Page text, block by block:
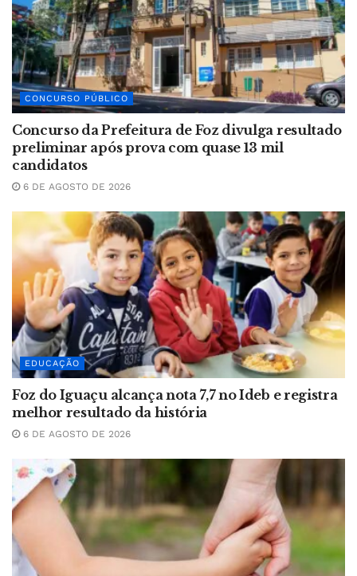
CONCURSO PÚBLICO
Concurso da Prefeitura de Foz divulga resultado
preliminar após prova com quase 13 mil
candidatos
6 DE AGOSTO DE 2026
EDUCAÇÃO
Foz do Iguaçu alcança nota 7,7 no Ideb e registra
melhor resultado da história
6 DE AGOSTO DE 2026